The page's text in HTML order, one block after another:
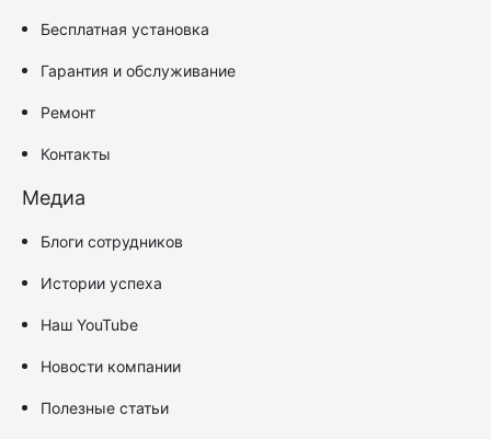
Бесплатная установка
Гарантия и обслуживание
Ремонт
Контакты
Медиа
Блоги сотрудников
Истории успеха
Наш YouTube
Новости компании
Полезные статьи